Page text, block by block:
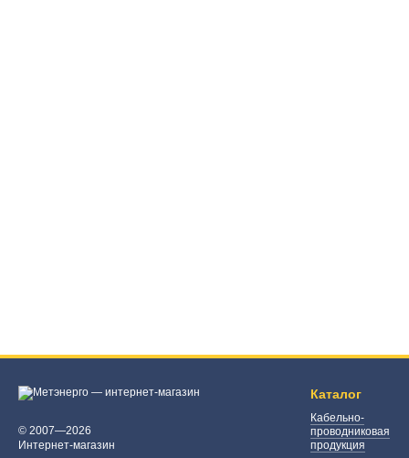
© 2007—2026
Интернет-магазин
Каталог
Кабельно-
проводниковая
продукция